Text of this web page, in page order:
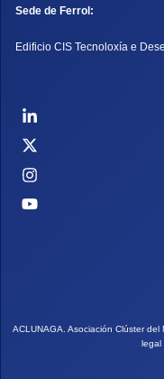
Sede de Ferrol:
Edificio CIS Tecnoloxía e
ACLUNAGA. Asociación Clúster del
legal